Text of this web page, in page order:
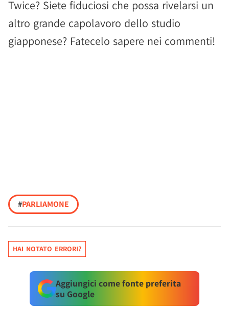
Twice? Siete fiduciosi che possa rivelarsi un
altro grande capolavoro dello studio
giapponese? Fatecelo sapere nei commenti!
#PARLIAMONE
HAI NOTATO ERRORI?
Aggiungici come fonte preferita
su Google